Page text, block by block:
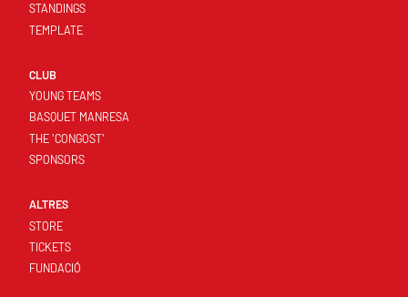
STANDINGS
TEMPLATE
CLUB
YOUNG TEAMS
BASQUET MANRESA
THE 'CONGOST'
SPONSORS
ALTRES
STORE
TICKETS
FUNDACIÓ